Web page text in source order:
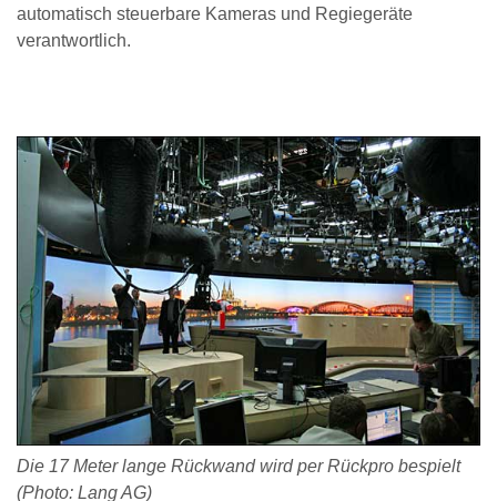
automatisch steuerbare Kameras und Regiegeräte
verantwortlich.
Die 17 Meter lange Rückwand wird per Rückpro bespielt
(Photo: Lang AG)